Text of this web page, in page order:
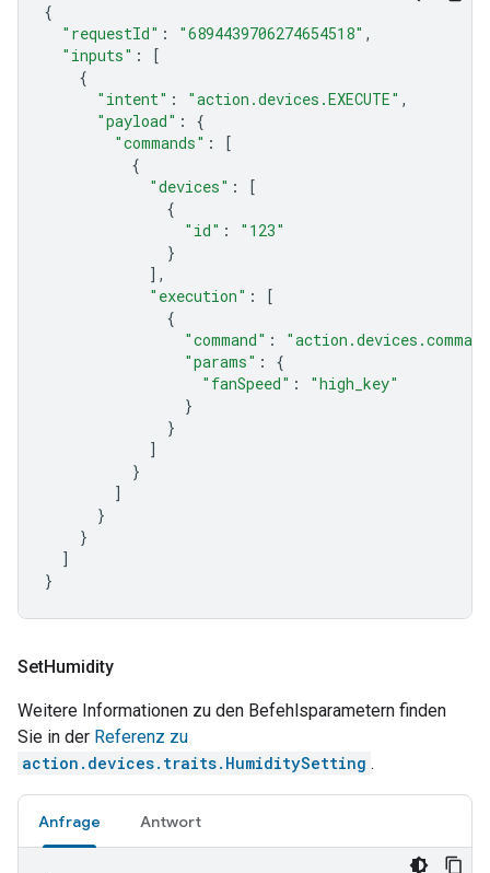
{
"requestId" : "6894439706274654518" ,
"inputs" :
[
{
"intent" : "action.devices.EXECUTE" ,
"payload" :
{
"commands" :
[
{
"devices" :
[
{
"id" :
"123"
}
],
"execution" :
[
{
"command" :
"params" :
{
"fanSpeed" :
"high_key"
}
}
]
}
]
}
}
]
}
SetHumidity
Weitere Informationen zu den Befehlsparametern finden
Sie in der Referenz zu
action.devices.traits.HumiditySetting .
Anfrage Antwort